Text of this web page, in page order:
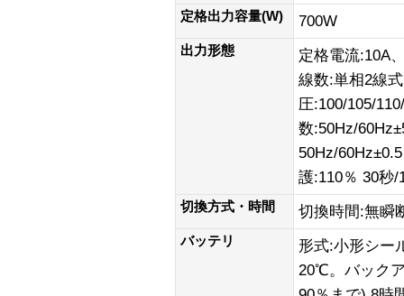
定格出力容量(W) 700W
出力形態
定格電流:10A
線数:単相2線
圧:100/105/
数:50Hz/
50Hz/
護:110％ 30秒/
切換方式・時間 切換時間:無瞬
バッテリ
形式:小形シー
20℃。バック